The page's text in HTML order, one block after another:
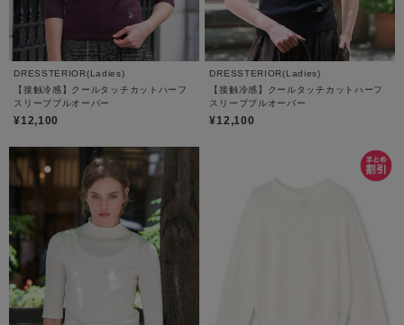
DRESSTERIOR(Ladies)
【接触冷感】クールタッチカットハーフ
スリーブプルオーバー
¥12,100
DRESSTERIOR(Ladies)
【接触冷感】クールタッチカットハーフ
スリーブプルオーバー
¥12,100